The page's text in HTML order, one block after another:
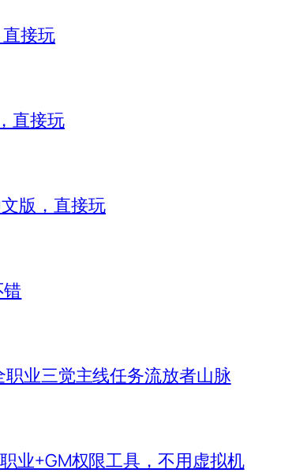
接玩
直接玩
版，直接玩
职业三觉主线任务流放者山脉
业+GM权限工具，不用虚拟机